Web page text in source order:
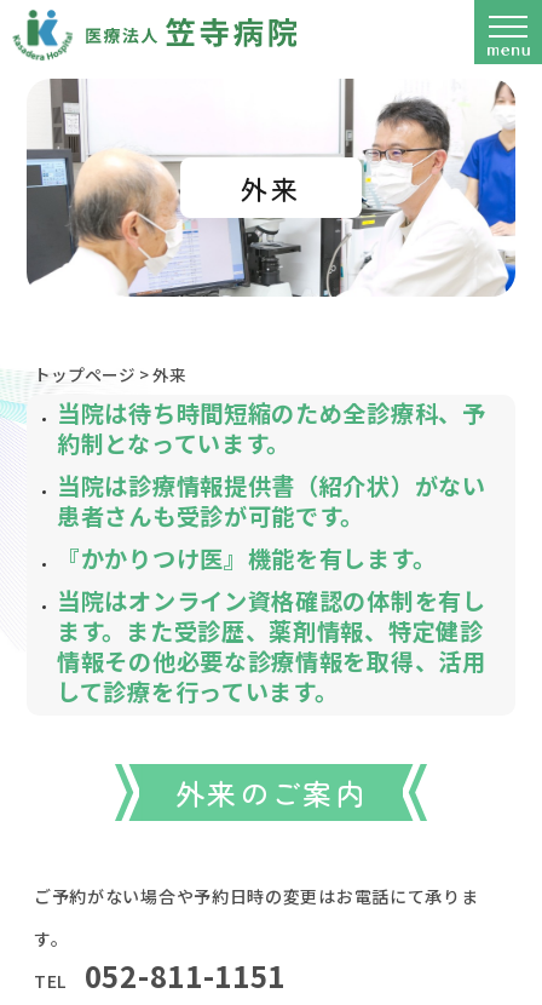
外来
トップページ >外来
当院は待ち時間短縮のため全診療科、予
約制となっています。
当院は診療情報提供書（紹介状）がない
患者さんも受診が可能です。
『かかりつけ医』機能を有します。
当院はオンライン資格確認の体制を有し
ます。また受診歴、薬剤情報、特定健診
情報その他必要な診療情報を取得、活用
して診療を行っています。
外来のご案内
ご予約がない場合や予約日時の変更はお電話にて承りま
す。
TEL 052-811-1151